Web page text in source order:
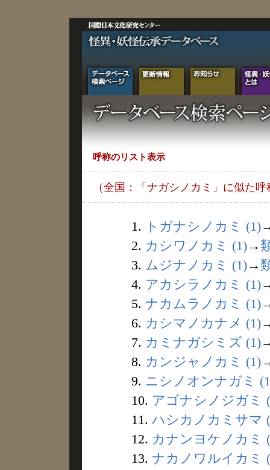
呼称のリスト表示
（全国：「ナガシノカミ」に似た呼
1. トガナシノカミ (1)
2. カシワノカミ (1)→
3. ムジナノカミ (1)→
4. アカシラノカミ (1)
5. ナカムラノカミ (1)
6. カシマノカナメ (1)
7. カミナガシミズ (1)
8. カンジャノカミ (1)
9. ニシノオンナガミ
10. アゴナシノジガミ
11. ハシカノカミサマ
12. カナンヨケノカミ
13. ナカノワルイカミ